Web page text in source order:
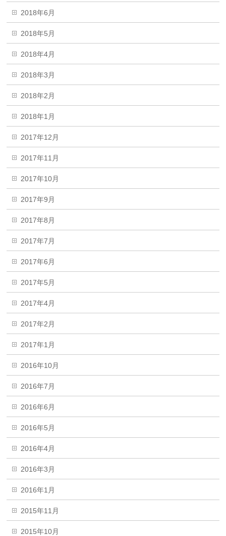
2018年6月
2018年5月
2018年4月
2018年3月
2018年2月
2018年1月
2017年12月
2017年11月
2017年10月
2017年9月
2017年8月
2017年7月
2017年6月
2017年5月
2017年4月
2017年2月
2017年1月
2016年10月
2016年7月
2016年6月
2016年5月
2016年4月
2016年3月
2016年1月
2015年11月
2015年10月